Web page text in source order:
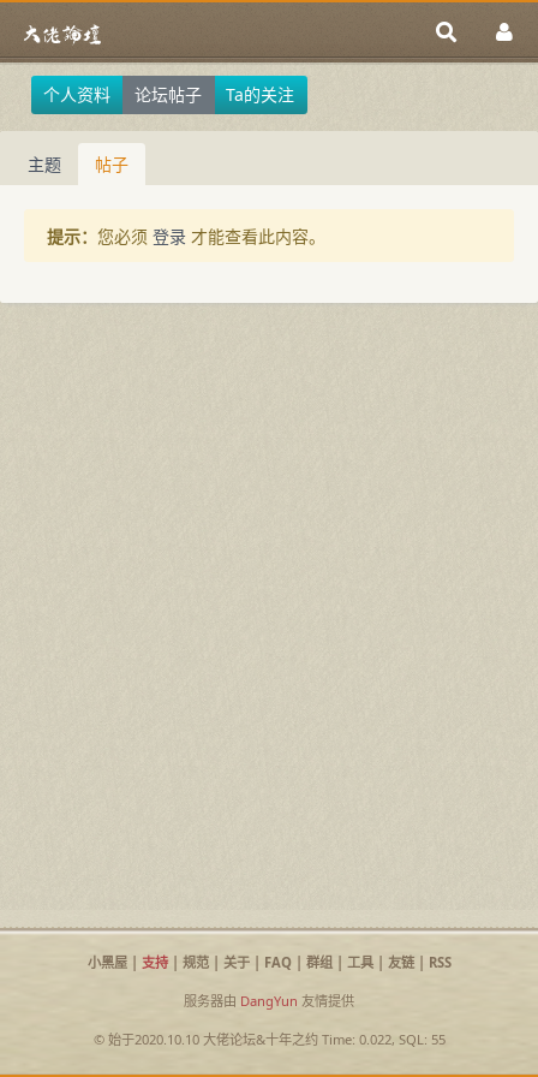
个人资料 论坛帖子 Ta的关注
主题 帖子
提示： 您必须 登录 才能查看此内容。
小黑屋| 支持| 规范| 关于| FAQ| 群组| 工具| 友链| RSS
服务器由 DangYun 友情提供
© 始于2020.10.10 大佬论坛&十年之约Time: 0.022, SQL: 55